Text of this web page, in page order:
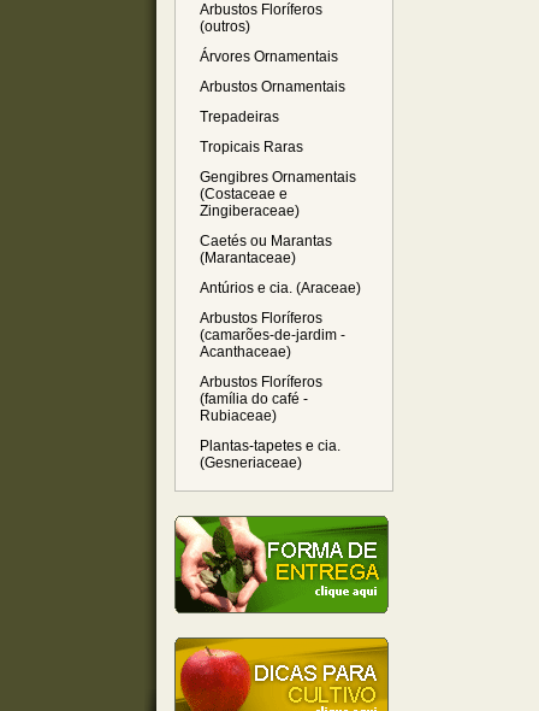
Arbustos Floríferos
(outros)
Árvores Ornamentais
Arbustos Ornamentais
Trepadeiras
Tropicais Raras
Gengibres Ornamentais
(Costaceae e
Zingiberaceae)
Caetés ou Marantas
(Marantaceae)
Antúrios e cia. (Araceae)
Arbustos Floríferos
(camarões-de-jardim -
Acanthaceae)
Arbustos Floríferos
(família do café -
Rubiaceae)
Plantas-tapetes e cia.
(Gesneriaceae)